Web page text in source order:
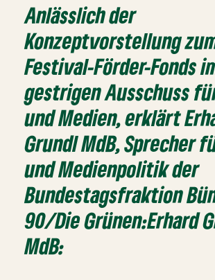
Anlässlich der
Konzeptvorstellung
Festival-Förder-Fonds
gestrigen Ausschuss
und Medien, erklärt
Grundl MdB, Sprecher
und Medienpolitik der
Bundestagsfraktion
90/Die Grünen:Erhard
MdB: